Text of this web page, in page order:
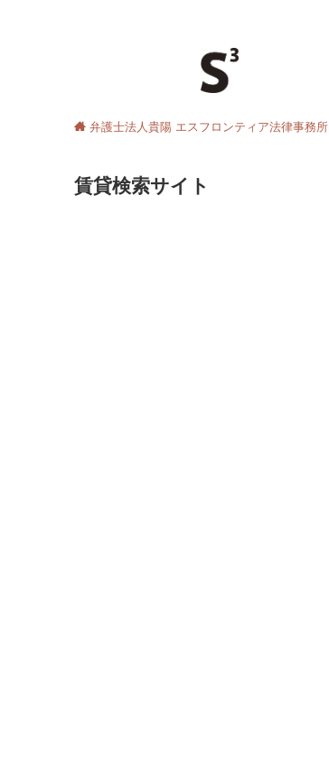
弁護士法人貴陽 エスフロンティア法律事務所
賃貸検索サイト